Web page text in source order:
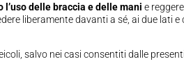
delle braccia e delle mani e
liberamente davanti a sé, ai due lati
salvo nei casi consentiti dalle